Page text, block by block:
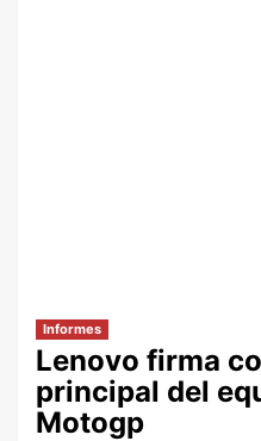
Informes
Lenovo firma
principal del
Motogp